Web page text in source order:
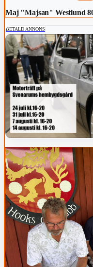
Maj "Majsan" Westlund
BETALD ANNONS